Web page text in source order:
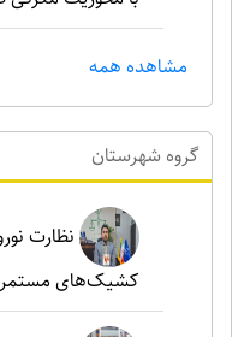
مشاهده همه
گروه شهرستان
نظارت
کشیک‌های مستمر